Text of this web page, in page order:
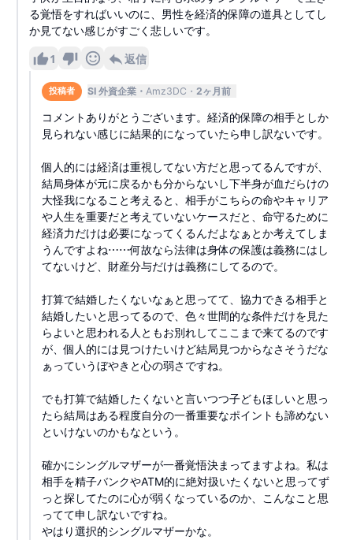
る覚悟をすればいいのに、男性を経済的保障の道具としてし
か見てない感じがすごく悲しいです。
1 返信
投稿者 SI 外資企業 Amz3DC 2ヶ月前
コメントありがとうございます。経済的保障の相手としか
見られない感じに結果的になっていたら申し訳ないです。
個人的には経済は重視してない方だと思ってるんですが、
結局身体が元に戻るかも分からないし下半身が血だらけの
大怪我になること考えると、相手がこちらの命やキャリア
や人生を重要だと考えていないケースだと、命守るために
経済力だけは必要になってくるんだよなぁとか考えてしま
うんですよね⋯⋯何故なら法律は身体の保護は義務にはし
てないけど、財産分与だけは義務にしてるので。
打算で結婚したくないなぁと思ってて、協力できる相手と
結婚したいと思ってるので、色々世間的な条件だけを見た
らよいと思われる人ともお別れしてここまで来てるのです
が、個人的には見つけたいけど結局見つからなさそうだな
ぁっていうぼやきと心の弱さですね。
でも打算で結婚したくないと言いつつ子どもほしいと思っ
たら結局はある程度自分の一番重要なポイントも諦めない
といけないのかもなという。
確かにシングルマザーが一番覚悟決まってますよね。私は
相手を精子バンクやATM的に絶対扱いたくないと思ってず
っと探してたのに心が弱くなっているのか、こんなこと思
ってて申し訳ないですね。
やはり選択的シングルマザーかな。